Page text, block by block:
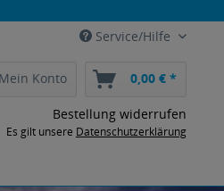
Service/Hilfe
Mein Konto 0,00 € *
Bestellung widerrufen
Es gilt unsere Datenschutzerklärung